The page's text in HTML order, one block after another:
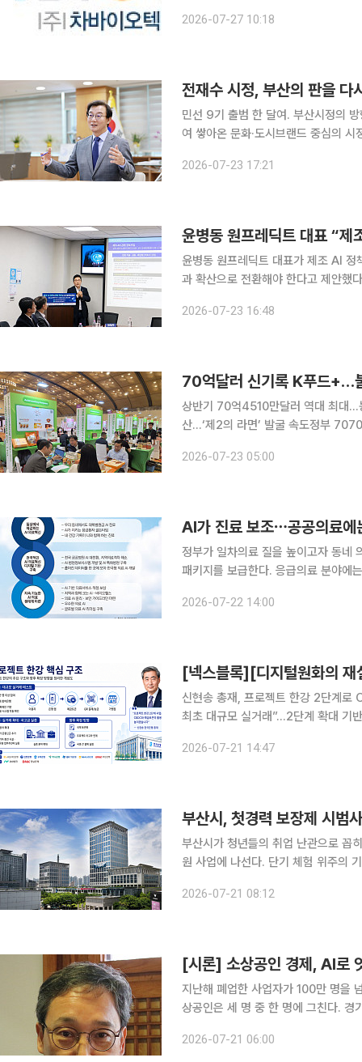
텍은 네이버클라우드, 페르소나에이
2026-07-27 10:18
전재수 시정, 부산의 판을 다
민선 9기 출범 한 달여. 부산시정의 방향타가 빠르게
여 쌓아온 문화·도시브랜드 중심의
지만, 이번 변화는 단순한 사업 조정
2026-07-23 17:21
윤병동 원프레딕트 대표 “제
윤병동 원프레딕트 대표가 제조 AI 정
과 확산으로 전환해야 한다고 제안했다. 윤 대표는 23일 국회의원회관에서 열린 ‘제조 AI 전환
다. 토론회는 김원이 더불어민주당 의
2026-07-23 16:48
상반기 70억4510만달러 역대 최대…
산…‘제2의 라면’ 발굴 속도정부 7070
어진 시장과 한류 확산을 발판으로 성
2026-07-23 05:00
AI가 진료 보조⋯공공의료에
정부가 일차의료 질을 높이고자 동네
패키지를 보급한다. 응급의료 분야에
·필수·공공의료 간담회’에서 과학기
2026-07-22 14:00
신현송 총재, 프로젝트 한강 2단계로
최초 대규모 실거래”…2단계 확대 기
핵심 과제로 끌어올리고 있다. 표면적
2026-07-21 14:47
부산시, 첫경력 보장제 시범
부산시가 청년들의 취업 난관으로 꼽
원 사업에 나선다. 단기 체험 위주의
다. 부산시는 21일 오전 시청 영상회
2026-07-21 08:12
[시론] 소상공인 경제, AI로
지난해 폐업한 사업자가 100만 명을
상공인은 세 명 중 한 명에 그친다. 경
온라인 쇼핑몰 사장의 하루를 들여다
2026-07-21 06:00